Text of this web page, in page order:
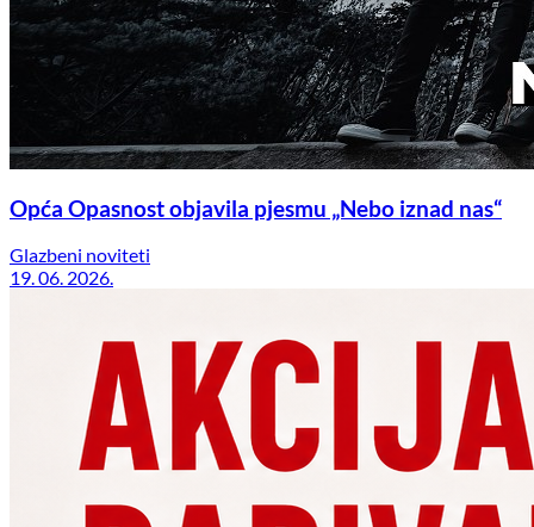
Opća Opasnost objavila pjesmu „Nebo iznad nas“
Glazbeni noviteti
19. 06. 2026.